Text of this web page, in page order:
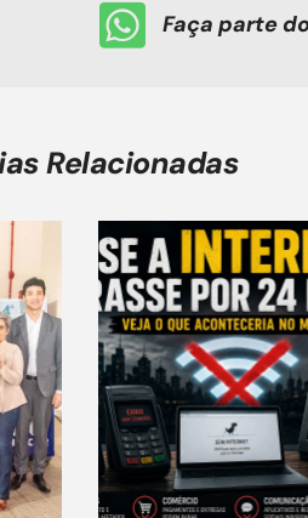
Faça parte
Relacionadas